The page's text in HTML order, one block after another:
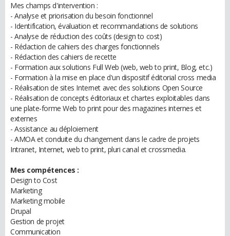
Mes champs d'intervention :
- Analyse et priorisation du besoin fonctionnel
- Identification, évaluation et recommandations de solutions
- Analyse de réduction des coûts (design to cost)
- Rédaction de cahiers des charges fonctionnels
- Rédaction des cahiers de recette
- Formation aux solutions Full Web (web, web to print, Blog, etc.)
- Formation à la mise en place d'un dispositif éditorial cross media
- Réalisation de sites Internet avec des solutions Open Source
- Réalisation de concepts éditoriaux et chartes exploitables dans
une plate-forme Web to print pour des magazines internes et
externes
- Assistance au déploiement
- AMOA et conduite du changement dans le cadre de projets
Intranet, Internet, web to print, pluri canal et crossmedia.
Mes compétences :
Design to Cost
Marketing
Marketing mobile
Drupal
Gestion de projet
Communication